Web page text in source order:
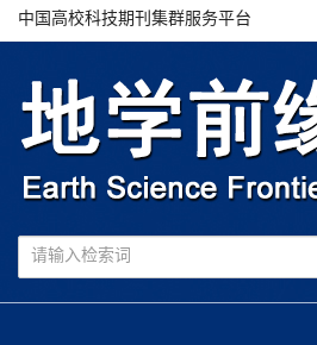
中国高校科技期刊集群服务平台